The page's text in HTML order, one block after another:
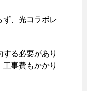
ず、光コラボレ
る必要があり
工事費もかかり